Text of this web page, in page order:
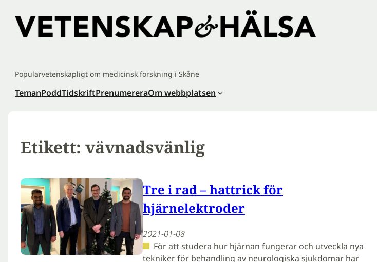
innehåll
Populärvetenskapligt om medicinsk forskning i Skåne
TemanPoddTidskriftPrenumereraOm webbplatsen
Etikett: vävnadsvänlig
Tre i rad – hattrick för
hjärnelektroder
2021-01-08
För att studera hur hjärnan fungerar och utveckla nya
tekniker för behandling av neurologiska sjukdomar har